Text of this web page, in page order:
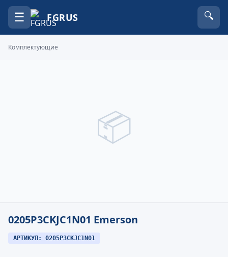
☰ FGRUS 🔍
Комплектующие
📦
0205P3CKJC1N01 Emerson
АРТИКУЛ: 0205P3CKJC1N01